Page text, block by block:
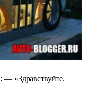
— «Здравствуйте.